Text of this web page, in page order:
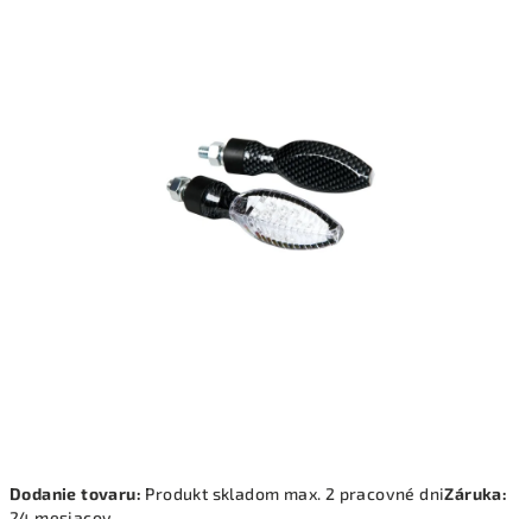
Dodanie tovaru: Produkt skladom max. 2 pracovné dniZáruka: